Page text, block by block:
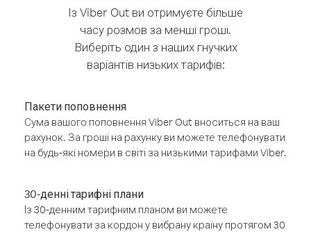
Із Viber Out ви отримуєте більше
часу розмов за менші гроші.
Виберіть один з наших гнучких
варіантів низьких тарифів:
Пакети поповнення
Сума вашого поповнення Viber Out вноситься на ваш
рахунок. За гроші на рахунку ви можете телефонувати
на будь-які номери в світі за низькими тарифами Viber.
30-денні тарифні плани
Із 30-денним тарифним планом ви можете
телефонувати за кордон у вибрану країну протягом 30